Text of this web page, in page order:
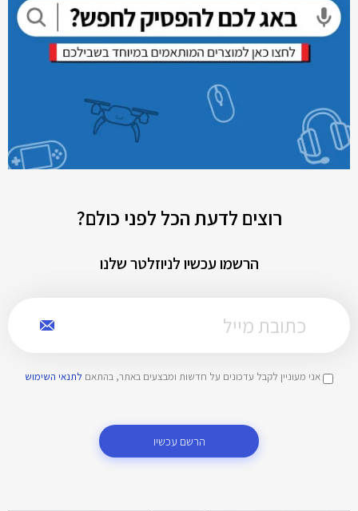
רוצים לדעת הכל לפני כולם?
הרשמו עכשיו לניוזלטר שלנו
אני מעוניין לקבל עדכונים על חדשות ומבצעים באתר, בהתאם לתנאי השימוש
הרשם עכשיו